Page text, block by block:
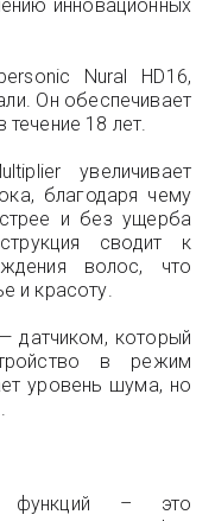
инновационных
Nural HD16,
Он обеспечивает
18 лет.
увеличивает
благодаря чему
и без ущерба
сводит к
волос, что
и красоту.
датчиком, который
в режим
уровень шума, но
– это